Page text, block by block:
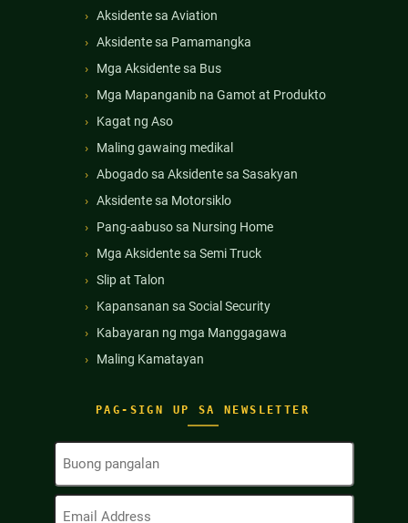
PAG-SIGN UP SA NEWSLETTER
Buong
(Kinakailangan)
Email
Aksidente sa Aviation
Aksidente sa Pamamangka
Mga Aksidente sa Bus
Mga Mapanganib na Gamot at Produkto
Kagat ng Aso
Maling gawaing medikal
Abogado sa Aksidente sa Sasakyan
Aksidente sa Motorsiklo
Pang-aabuso sa Nursing Home
Mga Aksidente sa Semi Truck
Slip at Talon
Kapansanan sa Social Security
Kabayaran ng mga Manggagawa
Maling Kamatayan